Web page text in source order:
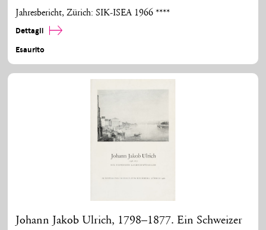
Jahresbericht, Zürich: SIK-ISEA 1966 ****
Dettagli
Esaurito
Johann Jakob Ulrich, 1798–1877. Ein Schweizer